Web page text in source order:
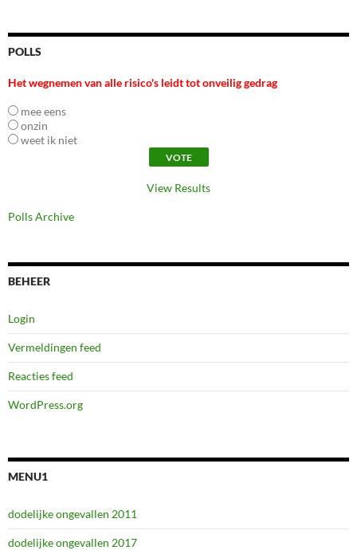
POLLS
Het wegnemen van alle risico's leidt tot onveilig gedrag
mee eens
onzin
weet ik niet
View Results
Polls Archive
BEHEER
Login
Vermeldingen feed
Reacties feed
WordPress.org
MENU1
dodelijke ongevallen 2011
dodelijke ongevallen 2017